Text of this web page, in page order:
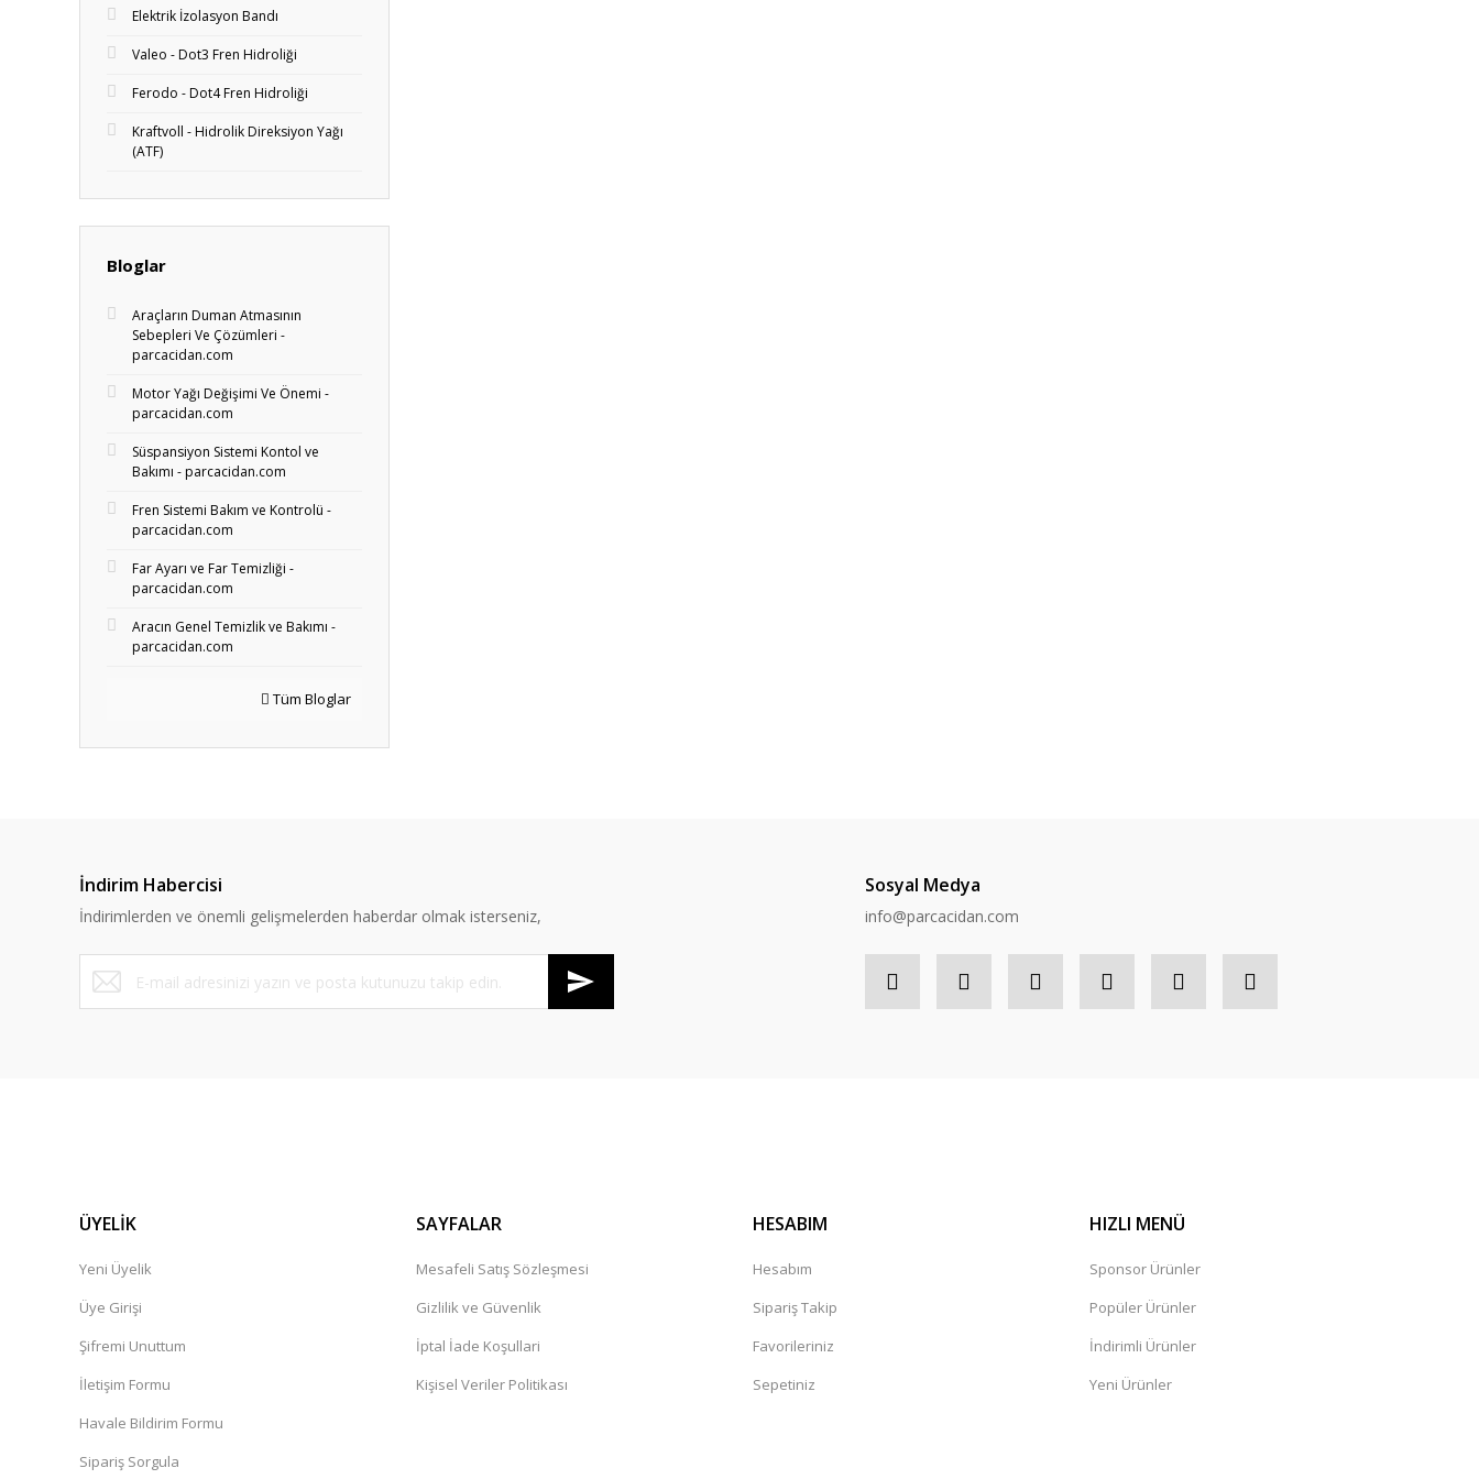
Elektrik İzolasyon Bandı
Valeo - Dot3 Fren Hidroliği
Ferodo - Dot4 Fren Hidroliği
Kraftvoll - Hidrolik Direksiyon Yağı
(ATF)
Bloglar
Araçların Duman Atmasının
Sebepleri Ve Çözümleri -
parcacidan.com
Motor Yağı Değişimi Ve Önemi -
parcacidan.com
Süspansiyon Sistemi Kontol ve
Bakımı - parcacidan.com
Fren Sistemi Bakım ve Kontrolü -
parcacidan.com
Far Ayarı ve Far Temizliği -
parcacidan.com
Aracın Genel Temizlik ve Bakımı -
parcacidan.com
Tüm Bloglar
İndirim Habercisi
İndirimlerden ve önemli gelişmelerden haberdar olmak isterseniz,
Sosyal Medya
info@parcacidan.com
ÜYELİK
Yeni Üyelik
Üye Girişi
Şifremi Unuttum
İletişim Formu
Havale Bildirim Formu
Sipariş Sorgula
SAYFALAR
Mesafeli Satış Sözleşmesi
Gizlilik ve Güvenlik
İptal İade Koşullari
Kişisel Veriler Politikası
HESABIM
Hesabım
Sipariş Takip
Favorileriniz
Sepetiniz
HIZLI MENÜ
Sponsor Ürünler
Popüler Ürünler
İndirimli Ürünler
Yeni Ürünler